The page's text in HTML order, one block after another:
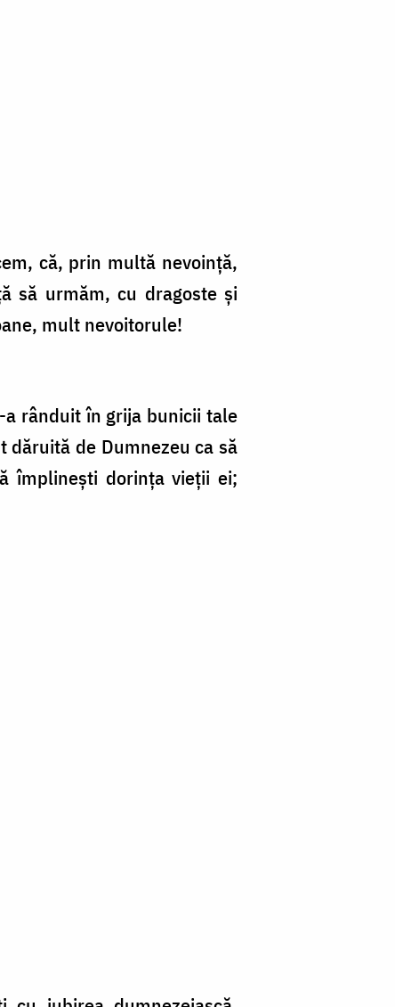
că, prin multă nevoință,
să urmăm, cu dragoste și
mult nevoitorule!
rânduit în grija bunicii tale
de Dumnezeu ca să
împlinești dorința vieții ei;